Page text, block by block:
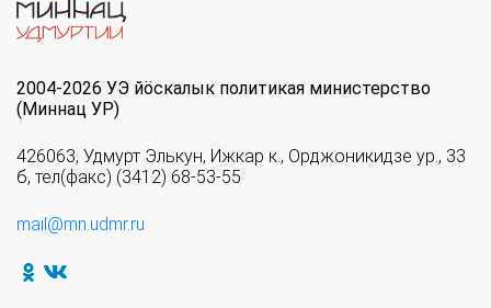
2004-2026 УЭ йöскалык политикая министерство
(Миннац УР)
426063, Удмурт Элькун, Ижкар к., Орджоникидзе ур., 33
б, тел(факс) (3412) 68-53-55
mail@mn.udmr.ru